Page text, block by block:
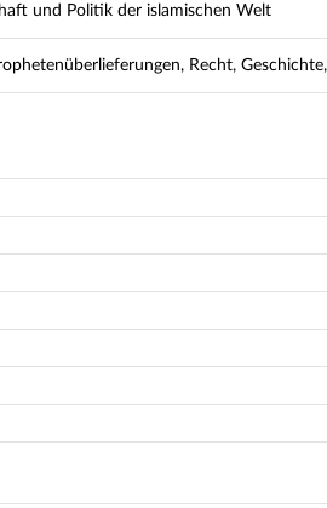
und Politik der islamischen Welt
Recht,